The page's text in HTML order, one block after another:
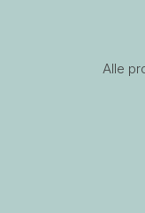
Alle